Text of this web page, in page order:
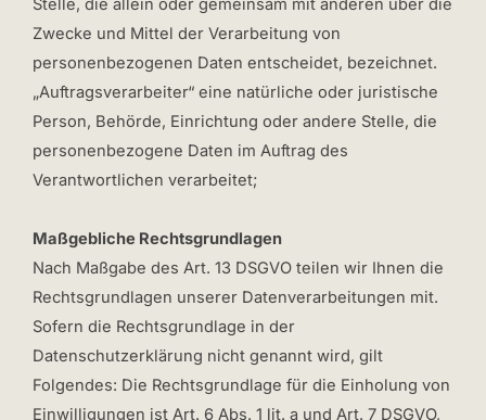
Stelle, die allein oder gemeinsam mit anderen über die
Zwecke und Mittel der Verarbeitung von
personenbezogenen Daten entscheidet, bezeichnet.
„Auftragsverarbeiter“ eine natürliche oder juristische
Person, Behörde, Einrichtung oder andere Stelle, die
personenbezogene Daten im Auftrag des
Verantwortlichen verarbeitet;
Maßgebliche Rechtsgrundlagen
Nach Maßgabe des Art. 13 DSGVO teilen wir Ihnen die
Rechtsgrundlagen unserer Datenverarbeitungen mit.
Sofern die Rechtsgrundlage in der
Datenschutzerklärung nicht genannt wird, gilt
Folgendes: Die Rechtsgrundlage für die Einholung von
Einwilligungen ist Art. 6 Abs. 1 lit. a und Art. 7 DSGVO,